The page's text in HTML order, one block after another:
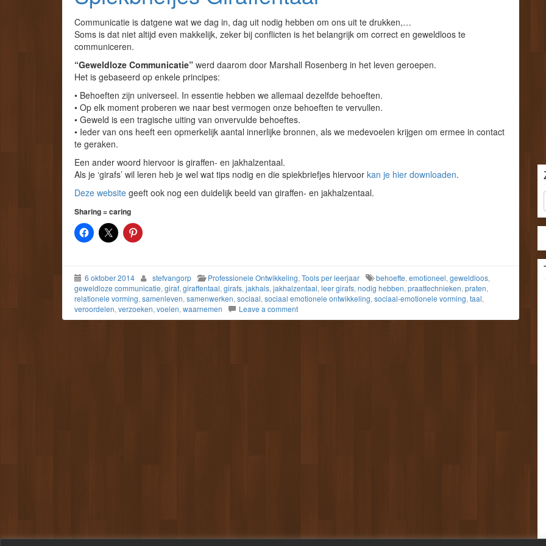
Communicatie is datgene wat we dag in, dag uit nodig hebben om ons uit te drukken,…
Soms is dat niet altijd even makkelijk, zeker bij conflicten is het belangrijk om correct en geweldloos te
communiceren.
“Geweldloze Communicatie” werd daarom door Marshall Rosenberg in het leven geroepen.
Het is gebaseerd op enkele principes:
• Behoeften zijn universeel. In essentie hebben we allemaal dezelfde behoeften.
• Op elk moment proberen we naar best vermogen onze behoeften te vervullen.
• Geweld is een tragische uiting van onvervulde behoeftes.
• Ieder van ons heeft een opmerkelijk aantal innerlijke bronnen, als we medevoelen krijgen om ermee in contact
te geraken.
Een ander woord hiervoor is giraffen- en jakhalzentaal.
Als je ‘girafs’ wil leren heb je wel wat tips nodig en die spiekbriefjes hiervoor kan je hier downloaden.
Deze website geeft ook nog een duidelijk beeld van giraffen- en jakhalzentaal.
Sharing = caring
6 oktober 2014 stefvangorp Professionele Ontwikkeling, Tools per leerjaar behoefte, emotioneel, geweldloos,
geweldloze communicatie, giraf, giraffentaal, girafs, jakhals, jakhalzentaal, leer girafs, nodig hebben, praattechnieken, praten,
relationele vorming, samenleven, samenwerken, sociaal, sociaal emotionele ontwikkeling, sociaal-emotionele vorming, taal,
veroordelen, verzoeken, voelen, waarnemen Leave a comment